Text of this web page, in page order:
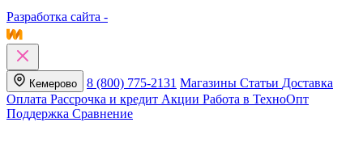
Разработка сайта -
Кемерово 8 (800) 775-2131 Магазины Статьи Доставка
Оплата Рассрочка и кредит Акции Работа в ТехноОпт
Поддержка Сравнение